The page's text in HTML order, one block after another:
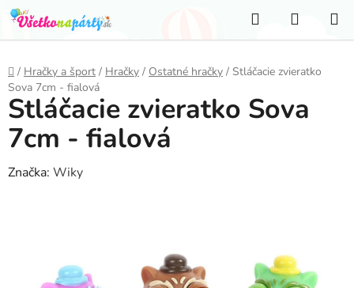
Prejsť
na
obsah
Hľadať
KOŠÍK
Domov
/ Hračky a šport / Hračky / Ostatné hračky / Stláčacie zvieratko
Sova 7cm - fialová
Stláčacie zvieratko Sova
7cm - fialová
Značka: Wiky